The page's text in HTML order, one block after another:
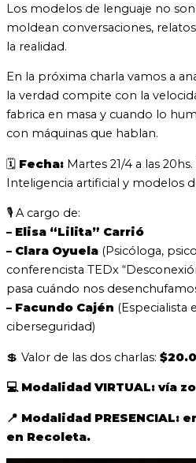
Los modelos de lenguaje no
moldean conversaciones,
la realidad.
En la próxima charla vamos a
la verdad compite con la
fabrica en masa y cuando lo
con máquinas que hablan.
🗓 Fecha: Martes 21/4 a las
Inteligencia artificial y modelos
🎙 A cargo de:
– Elisa “Lilita” Carrió
– Clara Oyuela (Psicóloga,
conferencista TEDx
pasa cuándo nos
– Facundo Cajén (Especialista
ciberseguridad)
💲 Valor de las dos charlas:
💻 Modalidad VIRTUAL: vía
📍 Modalidad PRESENCIAL:
en Recoleta.